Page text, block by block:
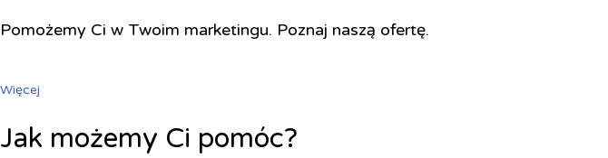
Pomożemy Ci w Twoim marketingu. Poznaj naszą ofertę.
Więcej
Jak możemy Ci pomóc?